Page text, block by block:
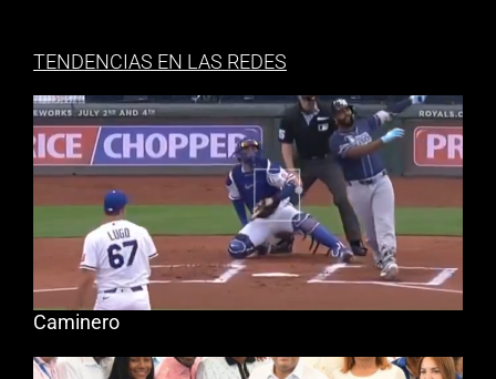
TENDENCIAS EN LAS REDES
Caminero